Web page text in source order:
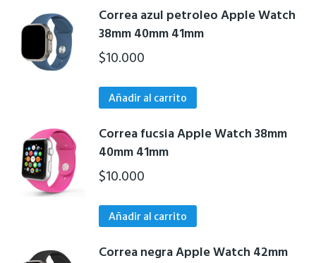
Correa azul petroleo Apple Watch
38mm 40mm 41mm
$10.000
Añadir al carrito
Correa fucsia Apple Watch 38mm
40mm 41mm
$10.000
Añadir al carrito
Correa negra Apple Watch 42mm